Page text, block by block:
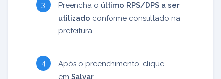
Preencha o último RPS/DPS a ser
utilizado conforme consultado na
prefeitura
Após o preenchimento, clique
em Salvar